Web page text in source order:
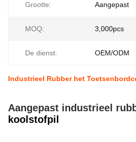
Grootte: Aangepast
MOQ: 3,000pcs
De dienst: OEM/ODM
Industrieel Rubber het
Aangepast industrieel
koolstofpil